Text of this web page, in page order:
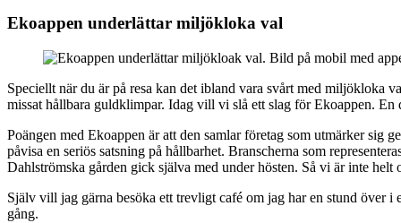
Ekoappen underlättar miljökloka val
Speciellt när du är på resa kan det ibland vara svårt med miljökloka
missat hållbara guldklimpar. Idag vill vi slå ett slag för Ekoappen.
Poängen med Ekoappen är att den samlar företag som utmärker sig
påvisa en seriös satsning på hållbarhet. Branscherna som
Dahlströmska gården gick själva med under hösten. Så vi är inte
Själv vill jag gärna besöka ett trevligt café om jag har en stund över i
gång.